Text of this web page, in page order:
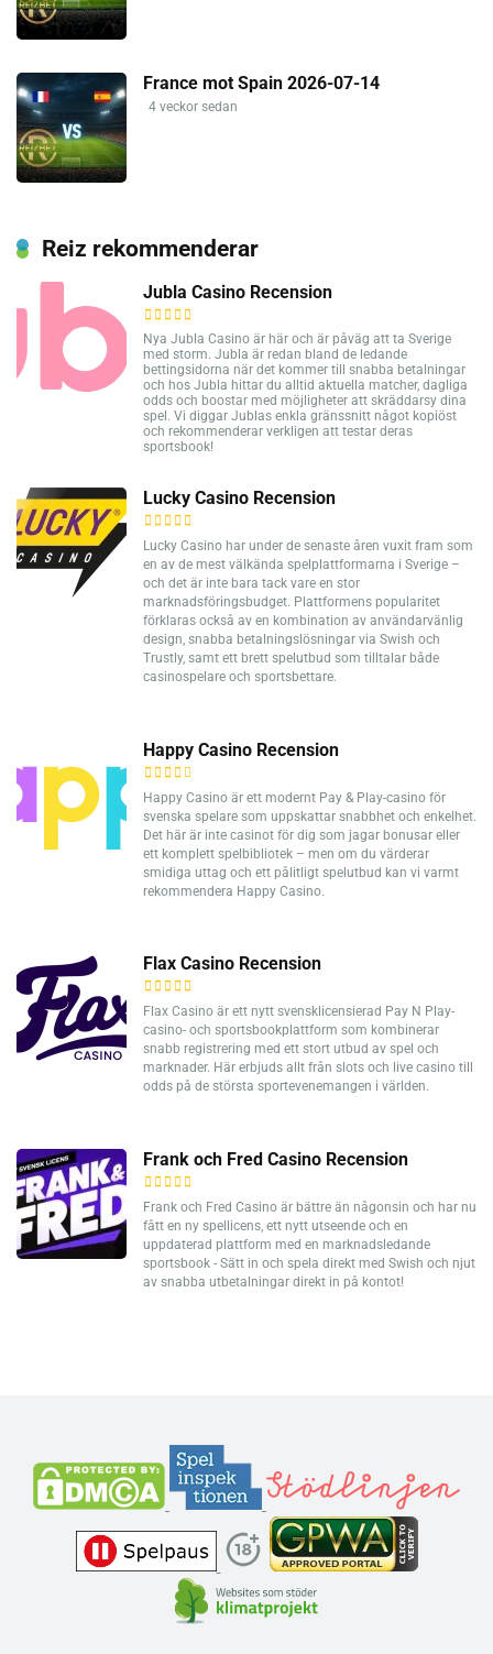
France mot Spain 2026-07-14
4 veckor sedan
Reiz rekommenderar
Jubla Casino Recension
Nya Jubla Casino är här och är påväg att ta Sverige
med storm. Jubla är redan bland de ledande
bettingsidorna när det kommer till snabba betalningar
och hos Jubla hittar du alltid aktuella matcher, dagliga
odds och boostar med möjligheter att skräddarsy dina
spel. Vi diggar Jublas enkla gränssnitt något kopiöst
och rekommenderar verkligen att testar deras
sportsbook!
Lucky Casino Recension
Lucky Casino har under de senaste åren vuxit fram som
en av de mest välkända spelplattformarna i Sverige –
och det är inte bara tack vare en stor
marknadsföringsbudget. Plattformens popularitet
förklaras också av en kombination av användarvänlig
design, snabba betalningslösningar via Swish och
Trustly, samt ett brett spelutbud som tilltalar både
casinospelare och sportsbettare.
Happy Casino Recension
Happy Casino är ett modernt Pay & Play-casino för
svenska spelare som uppskattar snabbhet och enkelhet.
Det här är inte casinot för dig som jagar bonusar eller
ett komplett spelbibliotek – men om du värderar
smidiga uttag och ett pålitligt spelutbud kan vi varmt
rekommendera Happy Casino.
Flax Casino Recension
Flax Casino är ett nytt svensklicensierad Pay N Play-
casino- och sportsbookplattform som kombinerar
snabb registrering med ett stort utbud av spel och
marknader. Här erbjuds allt från slots och live casino till
odds på de största sportevenemangen i världen.
Frank och Fred Casino Recension
Frank och Fred Casino är bättre än någonsin och har nu
fått en ny spellicens, ett nytt utseende och en
uppdaterad plattform med en marknadsledande
sportsbook - Sätt in och spela direkt med Swish och njut
av snabba utbetalningar direkt in på kontot!